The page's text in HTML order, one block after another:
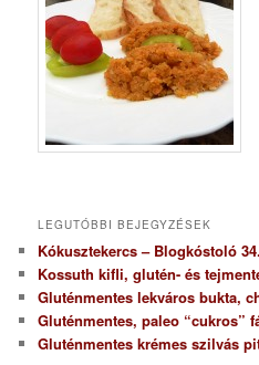
LEGUTÓBBI BEJEGYZÉSEK
Kókusztekercs – Blogkóstoló
Kossuth kifli, glutén- és
Gluténmentes lekváros bukta,
Gluténmentes, paleo “cukros”
Gluténmentes krémes szilvás